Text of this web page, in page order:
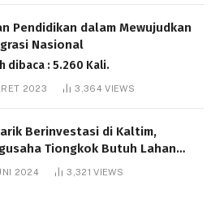
Pendidikan dalam Mewujudkan
Nasional
dibaca : 5.260 Kali.
2023 3,364VIEWS
Berinvestasi di Kaltim,
Tiongkok Butuh Lahan
Hektare
2024 3,321VIEWS